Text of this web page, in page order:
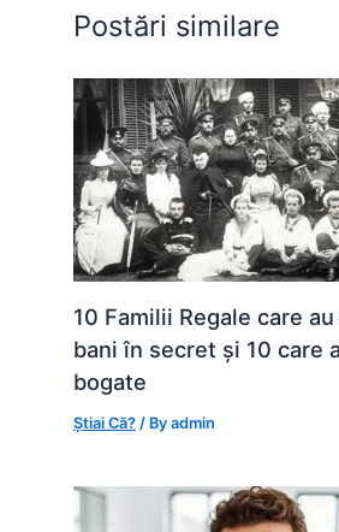
k
er
Postări similare
10 Familii Regale care
bani în secret și 10 care
bogate
Știai Că? / Byadmin